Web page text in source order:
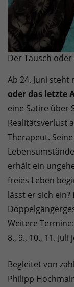
Der Tausch
Ab 24. Juni
oder das letzte
eine Satire über
Realitätsverlust
Therapeut.
erhält ein
freies Leben
lässt er sich ein?
Weitere Termine:
8., 9., 10., 11.
Begleitet von
Philipp